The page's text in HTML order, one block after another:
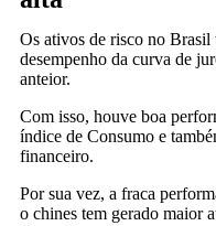
Os ativos de risco no
desempenho da curva de
anteior.
Com isso, houve boa
índice de Consumo e
financeiro.
Por sua vez, a fraca
o chines tem gerado maior